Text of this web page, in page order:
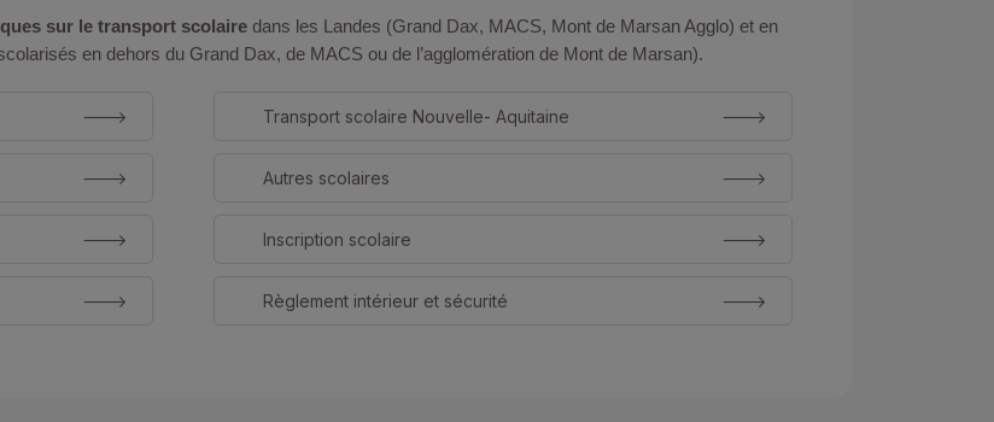
sur le transport scolaire dans les Landes (Grand Dax, MACS, Mont de Marsan Agglo) et en
en dehors du Grand Dax, de MACS ou de l’agglomération de Mont de Marsan).
Transport scolaire Nouvelle- Aquitaine
Autres scolaires
Inscription scolaire
Règlement intérieur et sécurité